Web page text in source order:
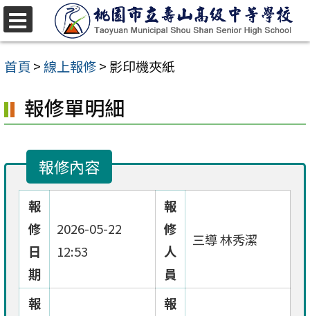
跳
至
主
內
容
首頁 >線上報修> 影印機夾紙
報修單明細
報修內容
報
修
日
期
2026-05-22
12:53
報
修
人
員
三導 林秀潔
報
報
選
單